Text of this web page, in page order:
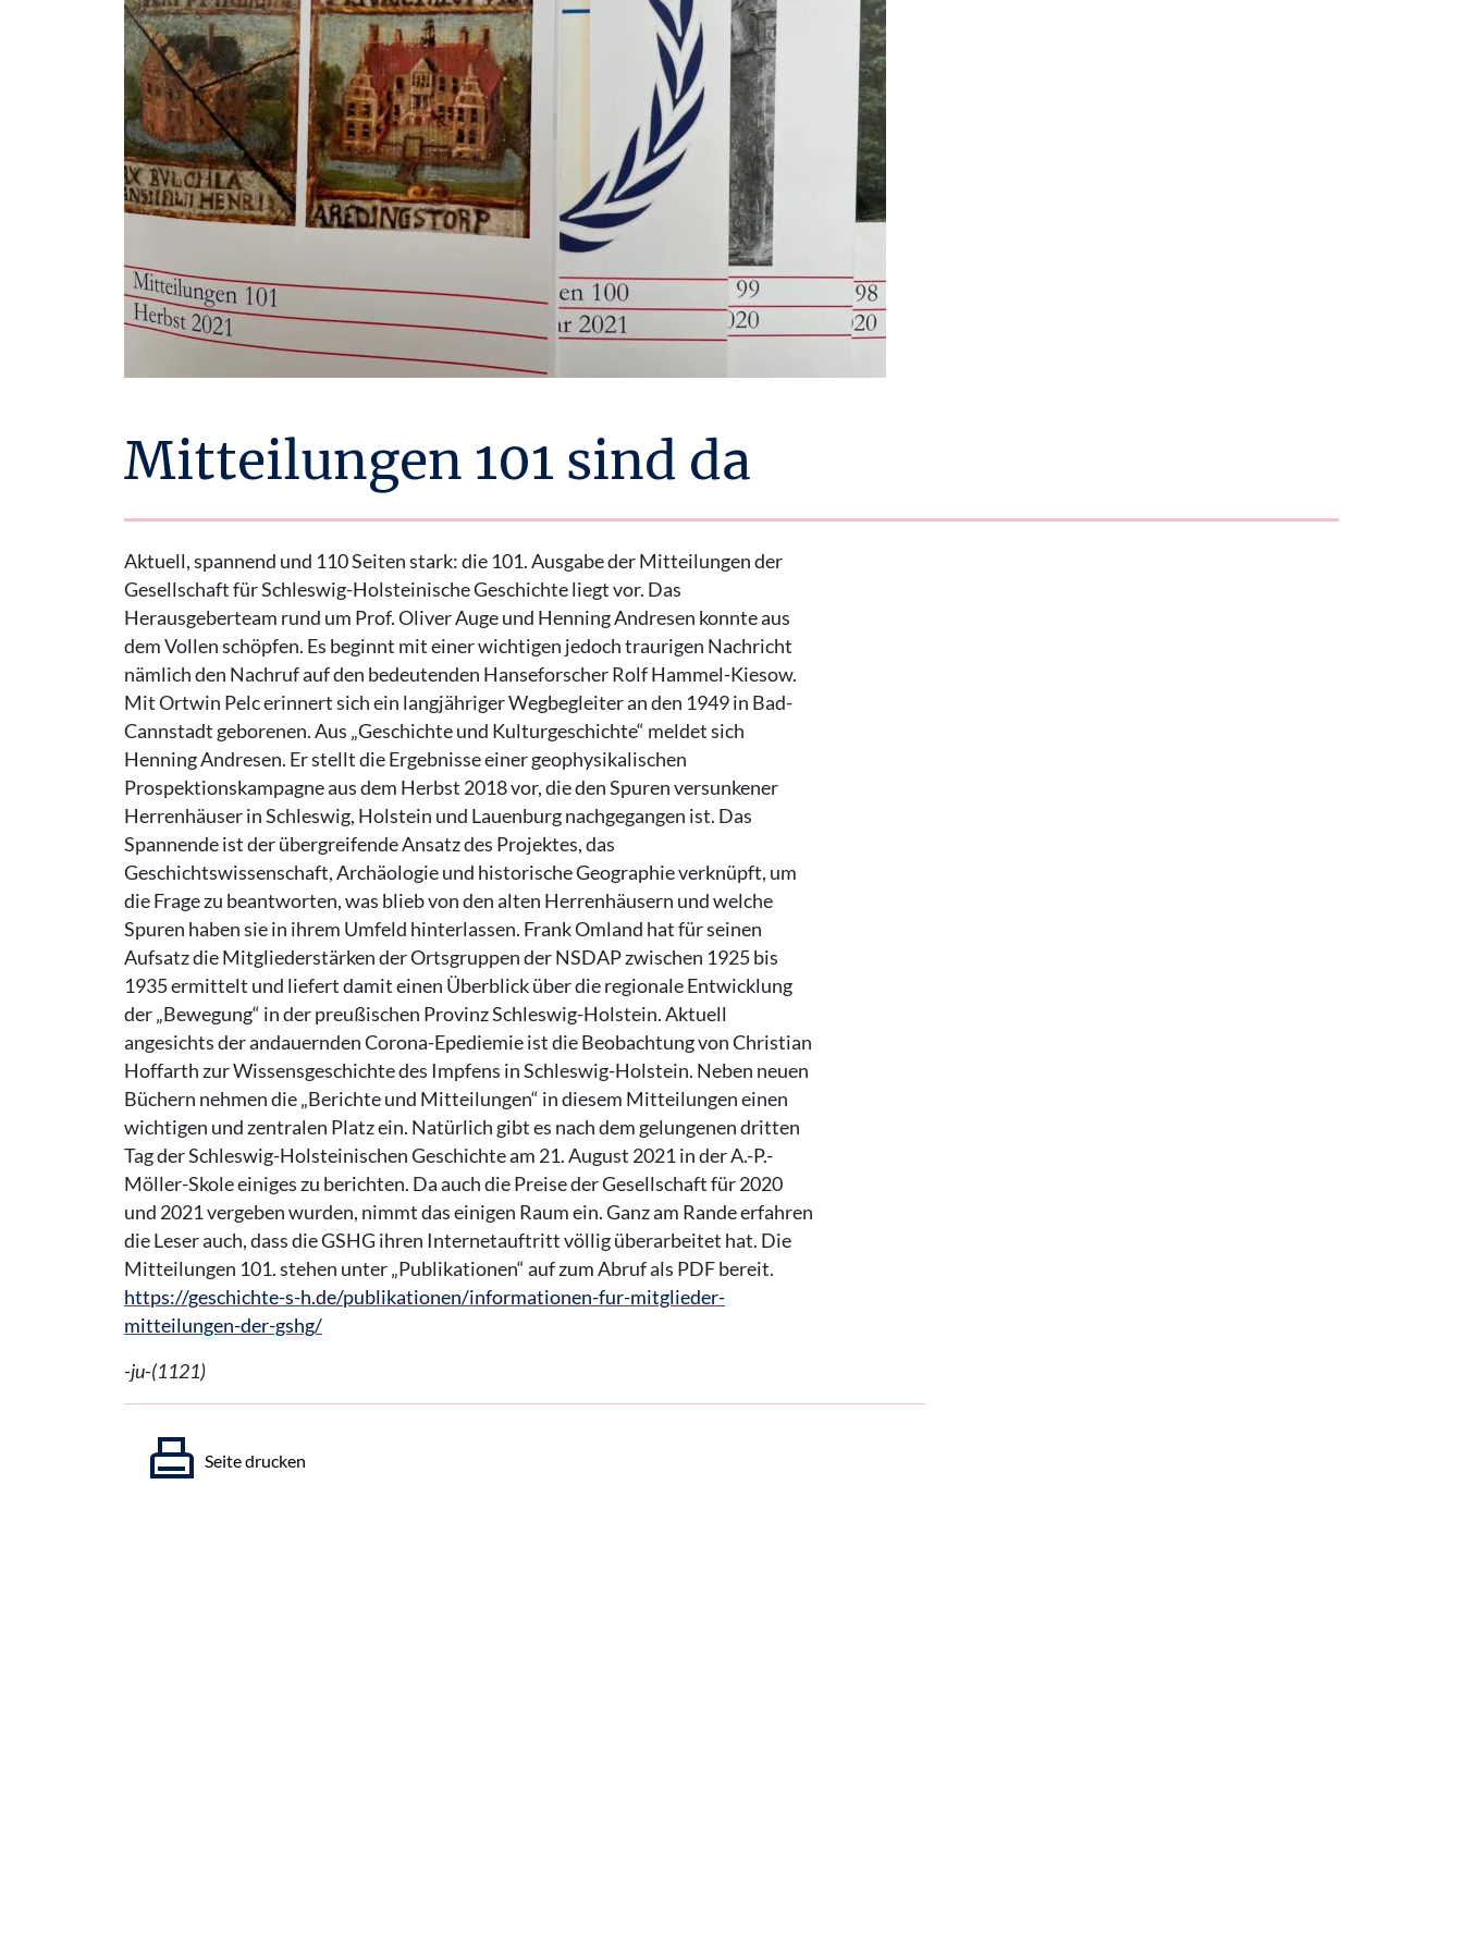
Mitteilungen 101 sind da
Aktuell, spannend und 110 Seiten stark: die 101. Ausgabe der Mitteilungen der
Gesellschaft für Schleswig-Holsteinische Geschichte liegt vor. Das
Herausgeberteam rund um Prof. Oliver Auge und Henning Andresen konnte aus
dem Vollen schöpfen. Es beginnt mit einer wichtigen jedoch traurigen Nachricht
nämlich den Nachruf auf den bedeutenden Hanseforscher Rolf Hammel-Kiesow.
Mit Ortwin Pelc erinnert sich ein langjähriger Wegbegleiter an den 1949 in Bad-
Cannstadt geborenen. Aus „Geschichte und Kulturgeschichte“ meldet sich
Henning Andresen. Er stellt die Ergebnisse einer geophysikalischen
Prospektionskampagne aus dem Herbst 2018 vor, die den Spuren versunkener
Herrenhäuser in Schleswig, Holstein und Lauenburg nachgegangen ist. Das
Spannende ist der übergreifende Ansatz des Projektes, das
Geschichtswissenschaft, Archäologie und historische Geographie verknüpft, um
die Frage zu beantworten, was blieb von den alten Herrenhäusern und welche
Spuren haben sie in ihrem Umfeld hinterlassen. Frank Omland hat für seinen
Aufsatz die Mitgliederstärken der Ortsgruppen der NSDAP zwischen 1925 bis
1935 ermittelt und liefert damit einen Überblick über die regionale Entwicklung
der „Bewegung“ in der preußischen Provinz Schleswig-Holstein. Aktuell
angesichts der andauernden Corona-Epediemie ist die Beobachtung von Christian
Hoffarth zur Wissensgeschichte des Impfens in Schleswig-Holstein. Neben neuen
Büchern nehmen die „Berichte und Mitteilungen“ in diesem Mitteilungen einen
wichtigen und zentralen Platz ein. Natürlich gibt es nach dem gelungenen dritten
Tag der Schleswig-Holsteinischen Geschichte am 21. August 2021 in der A.-P.-
Möller-Skole einiges zu berichten. Da auch die Preise der Gesellschaft für 2020
und 2021 vergeben wurden, nimmt das einigen Raum ein. Ganz am Rande erfahren
die Leser auch, dass die GSHG ihren Internetauftritt völlig überarbeitet hat. Die
Mitteilungen 101. stehen unter „Publikationen“ auf zum Abruf als PDF bereit.
https://geschichte-s-h.de/publikationen/informationen-fur-mitglieder-
mitteilungen-der-gshg/
-ju-(1121)
Seite drucken